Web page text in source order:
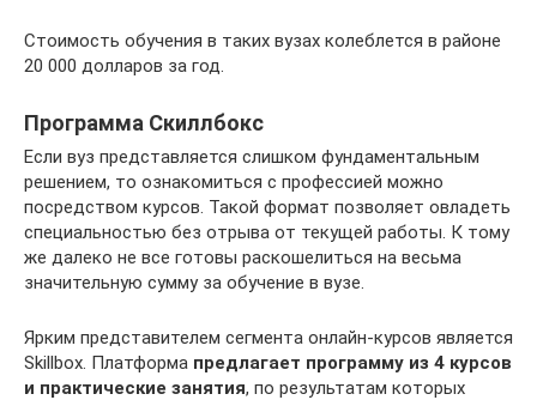
Стоимость обучения в таких вузах колеблется в районе
20 000 долларов за год.
Программа Скиллбокс
Если вуз представляется слишком фундаментальным
решением, то ознакомиться с профессией можно
посредством курсов. Такой формат позволяет овладеть
специальностью без отрыва от текущей работы. К тому
же далеко не все готовы раскошелиться на весьма
значительную сумму за обучение в вузе.
Ярким представителем сегмента онлайн-курсов является
Skillbox. Платформа предлагает программу из 4 курсов
и практические занятия, по результатам которых